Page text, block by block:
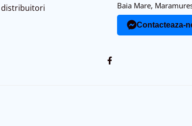
distribuitori
Baia Mare,
Contacteaza-